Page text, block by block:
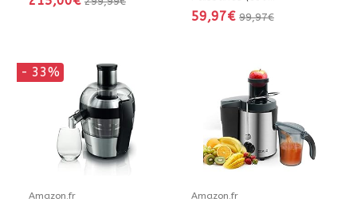
59,97€ 99,97€
- 33%
Amazon.fr Amazon.fr